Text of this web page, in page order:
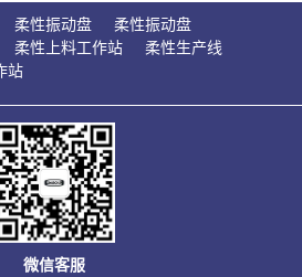
柔性振动盘
柔性振动盘
柔性上料工作站
柔性生产线
站
微信客服